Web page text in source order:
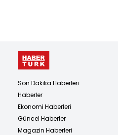
Son Dakika Haberleri
Haberler
Ekonomi Haberleri
Güncel Haberler
Magazin Haberleri